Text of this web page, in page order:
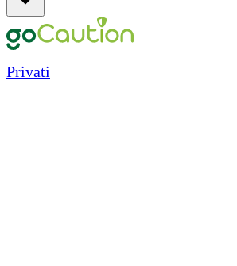
Privati